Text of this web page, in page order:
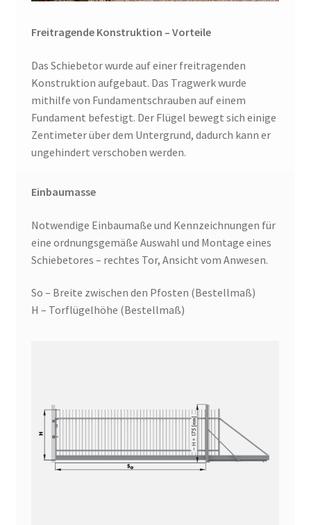
Freitragende Konstruktion – Vorteile
Das Schiebetor wurde auf einer freitragenden
Konstruktion aufgebaut. Das Tragwerk wurde
mithilfe von Fundamentschrauben auf einem
Fundament befestigt. Der Flügel bewegt sich einige
Zentimeter über dem Untergrund, dadurch kann er
ungehindert verschoben werden.
Einbaumasse
Notwendige Einbaumaße und Kennzeichnungen für
eine ordnungsgemäße Auswahl und Montage eines
Schiebetores – rechtes Tor, Ansicht vom Anwesen.
So – Breite zwischen den Pfosten (Bestellmaß)
H – Torflügelhöhe (Bestellmaß)